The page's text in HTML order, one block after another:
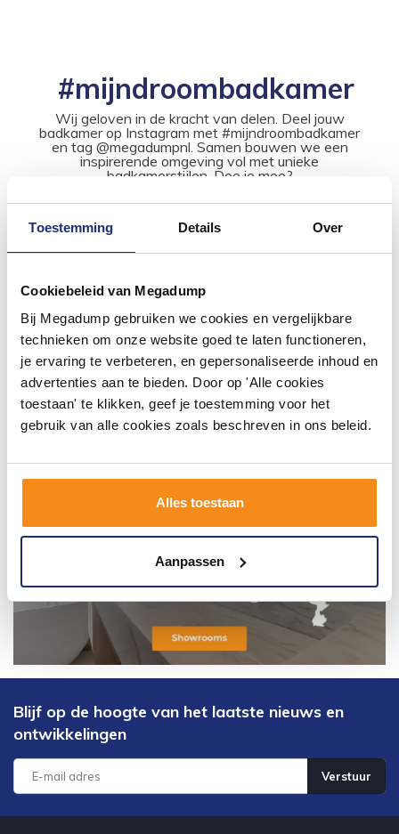
Toestemming Details Over
Cookiebeleid van Megadump
Bij Megadump gebruiken we cookies en vergelijkbare
technieken om onze website goed te laten functioneren,
je ervaring te verbeteren, en gepersonaliseerde inhoud en
advertenties aan te bieden. Door op 'Alle cookies
toestaan' te klikken, geef je toestemming voor het
gebruik van alle cookies zoals beschreven in ons beleid.
Alles toestaan
Aanpassen
#mijndroombadkamer
Wij geloven in de kracht van delen. Deel jouw
badkamer op Instagram met #mijndroombadkamer
en tag @megadumpnl. Samen bouwen we een
inspirerende omgeving vol met unieke
badkamerstijlen. Doe je mee?
Blijf op de hoogte van het laatste nieuws en
ontwikkelingen
Verstuur